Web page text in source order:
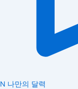
N 나만의 달력